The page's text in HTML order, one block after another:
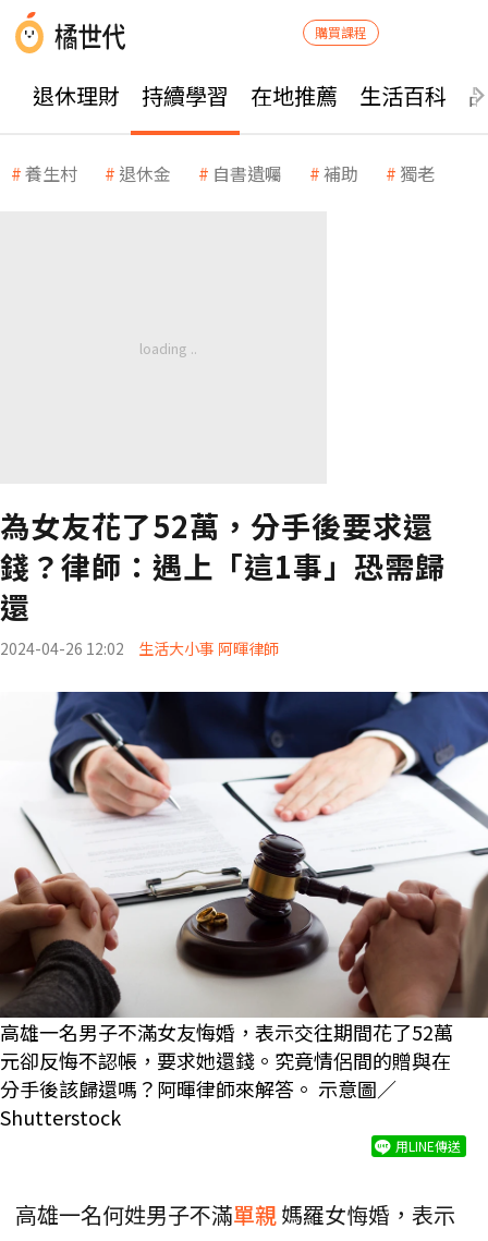
購買課程
退休理財 持續學習 在地推薦 生活百科
養生村 退休金 自書遺囑 補助 獨老
為女友花了52萬，分手後要求還
錢？律師：遇上「這1事」恐需歸
還
2024-04-26 12:02 生活大小事 阿暉律師
高雄一名男子不滿女友悔婚，表示交往期間花了52萬
元卻反悔不認帳，要求她還錢。究竟情侶間的贈與在
分手後該歸還嗎？阿暉律師來解答。 示意圖／
Shutterstock
用LINE傳送
高雄一名何姓男子不滿單親媽羅女悔婚，表示